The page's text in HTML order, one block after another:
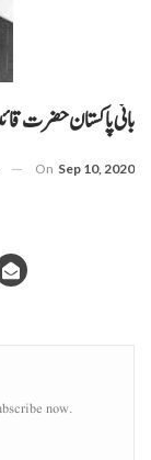
بانی پاکستان حضرت قائد اعظم محمد علی
On Sep 10, 2020
now.